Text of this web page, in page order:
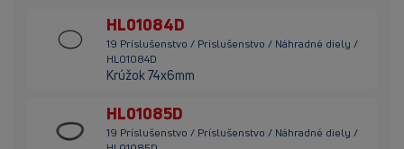
HL01084D
19 Príslušenstvo / Príslušenstvo / Náhradné diely /
HL01084D
Krúžok 74x6mm
HL01085D
19 Príslušenstvo / Príslušenstvo / Náhradné diely /